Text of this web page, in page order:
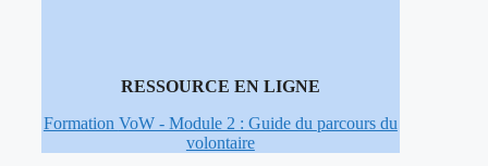
RESSOURCE EN LIGNE
Formation VoW - Module 2 : Guide du parcours du
volontaire